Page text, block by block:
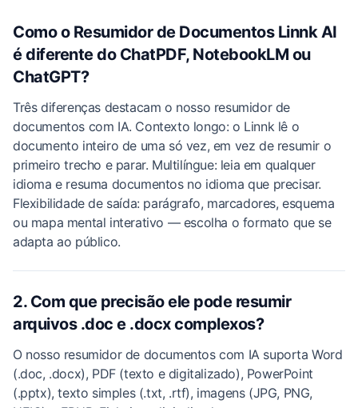
Como o Resumidor de Documentos Linnk AI
é diferente do ChatPDF, NotebookLM ou
ChatGPT?
Três diferenças destacam o nosso resumidor de
documentos com IA. Contexto longo: o Linnk lê o
documento inteiro de uma só vez, em vez de resumir o
primeiro trecho e parar. Multilíngue: leia em qualquer
idioma e resuma documentos no idioma que precisar.
Flexibilidade de saída: parágrafo, marcadores, esquema
ou mapa mental interativo — escolha o formato que se
adapta ao público.
2. Com que precisão ele pode resumir
arquivos .doc e .docx complexos?
O nosso resumidor de documentos com IA suporta Word
(.doc, .docx), PDF (texto e digitalizado), PowerPoint
(.pptx), texto simples (.txt, .rtf), imagens (JPG, PNG,